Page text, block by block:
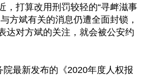
，打算改用刑罚较轻的“寻衅滋事
方斌有关的消息仍遭全面封锁，
达对方斌的关注，就会被公安约
院最新发布的《2020年度人权报